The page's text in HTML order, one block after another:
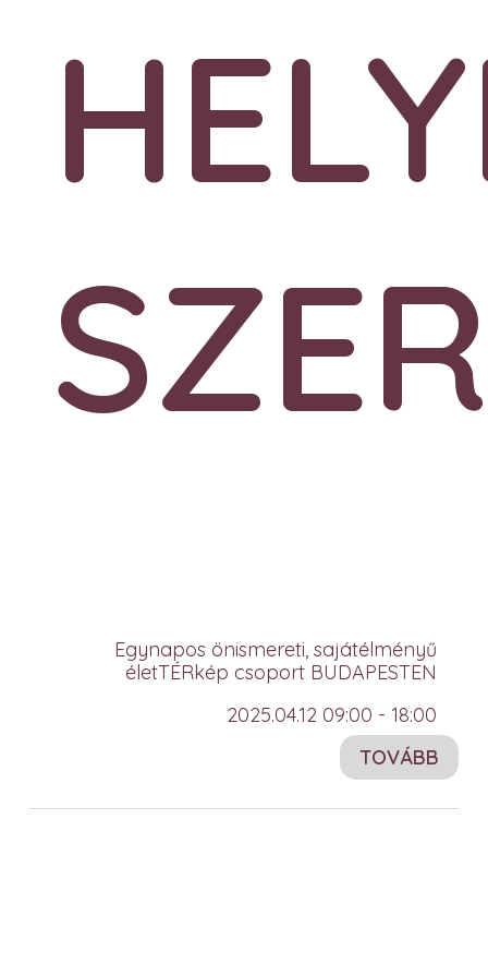
Egynapos önismereti, sajátélményű
életTÉRkép csoport BUDAPESTEN
2025.04.12 09:00 - 18:00
TOVÁBB